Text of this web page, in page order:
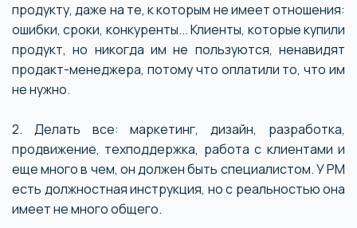
продукту, даже на те, к которым не имеет отношения:
ошибки, сроки, конкуренты... Клиенты, которые купили
продукт, но никогда им не пользуются, ненавидят
продакт-менеджера, потому что оплатили то, что им
не нужно.
2. Делать все: маркетинг, дизайн, разработка,
продвижение, техподдержка, работа с клиентами и
еще много в чем, он должен быть специалистом. У PM
есть должностная инструкция, но с реальностью она
имеет не много общего.